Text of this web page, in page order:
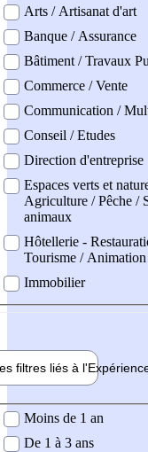
Arts / Artisanat d'art
Banque / Assurance
Bâtiment / Travaux
Commerce / Vente
Communication /
Conseil / Etudes
Direction d'entreprise
Espaces verts et
Agriculture / Pêche /
animaux
Hôtellerie -
Tourisme /
Immobilier
filtres liés à l'
demandée
Moins de 1 an
De 1 à 3 ans